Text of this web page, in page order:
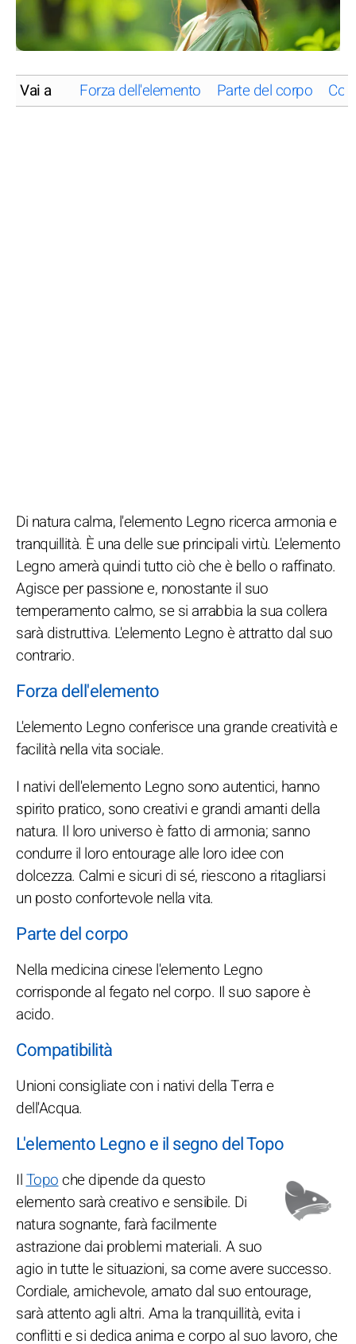
Vai a Forza dell'elemento Parte del corpo
Di natura calma, l'elemento Legno ricerca armonia e
tranquillità. È una delle sue principali virtù. L'elemento
Legno amerà quindi tutto ciò che è bello o raffinato.
Agisce per passione e, nonostante il suo
temperamento calmo, se si arrabbia la sua collera
sarà distruttiva. L'elemento Legno è attratto dal suo
contrario.
Forza dell'elemento
L'elemento Legno conferisce una grande creatività e
facilità nella vita sociale.
I nativi dell'elemento Legno sono autentici, hanno
spirito pratico, sono creativi e grandi amanti della
natura. Il loro universo è fatto di armonia; sanno
condurre il loro entourage alle loro idee con
dolcezza. Calmi e sicuri di sé, riescono a ritagliarsi
un posto confortevole nella vita.
Parte del corpo
Nella medicina cinese l'elemento Legno
corrisponde al fegato nel corpo. Il suo sapore è
acido.
Compatibilità
Unioni consigliate con i nativi della Terra e
dell'Acqua.
L'elemento Legno e il segno del Topo
IlTopoche dipende da questo
elemento sarà creativo e sensibile. Di
natura sognante, farà facilmente
astrazione dai problemi materiali. A suo
agio in tutte le situazioni, sa come avere successo.
Cordiale, amichevole, amato dal suo entourage,
sarà attento agli altri. Ama la tranquillità, evita i
conflitti e si dedica anima e corpo al suo lavoro, che